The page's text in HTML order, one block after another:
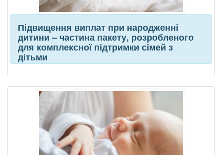
Підвищення виплат при народженні
дитини – частина пакету, розробленого
для комплексної підтримки сімей з
дітьми